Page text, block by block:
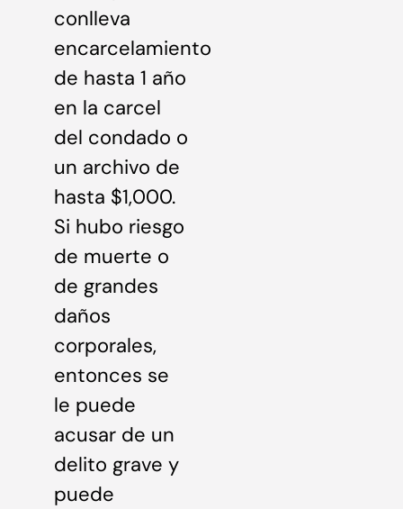
conlleva
encarcelamiento
de hasta 1 año
en la carcel
del condado o
un archivo de
hasta $1,000.
Si hubo riesgo
de muerte o
de grandes
daños
corporales,
entonces se
le puede
acusar de un
delito grave y
puede